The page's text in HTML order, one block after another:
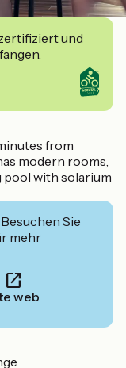
und
from
modern rooms,
pool with solarium
Sie
mehr
web